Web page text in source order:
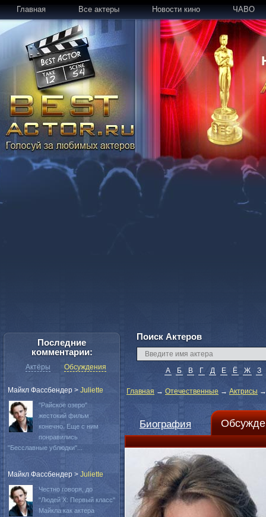
Главная Все актеры Новости кино ЧАВО
Поиск Актеров
А Б В Г Д Е Ё Ж З
Главная → Отечественные → Актрисы
Биография
Последние
комментарии:
Актёры Обсуждения
Майкл Фассбендер > Juliette
"Райское озеро"
жестокий фильм
конечно. Еще с ним
понравились
"Бесславные ублюдки"...
Майкл Фассбендер > Juliette
Честно говоря, до
"Людей Х: Первый класс"
Майкла как актера